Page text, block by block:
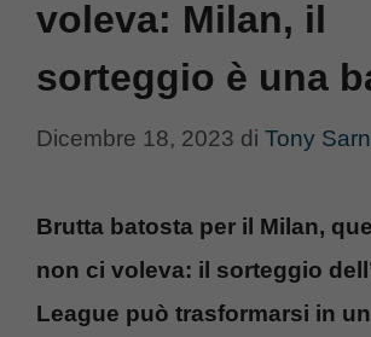
voleva: Milan, il
sorteggio è una
Dicembre 18, 2023 di Tony
Brutta batosta per il Milan,
non ci voleva: il sorteggio
League può trasformarsi in